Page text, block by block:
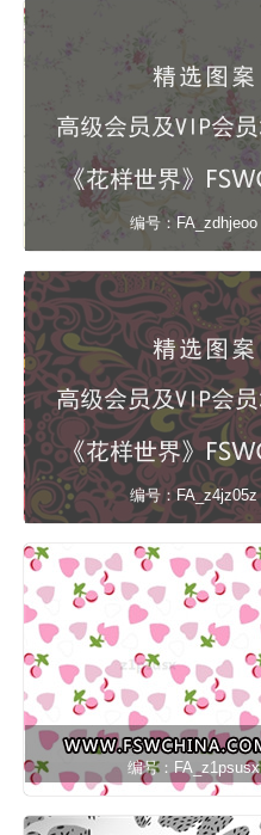
编号：FA_zdhjeoo
编号：FA_z4jz05z
编号：FA_z1psusx